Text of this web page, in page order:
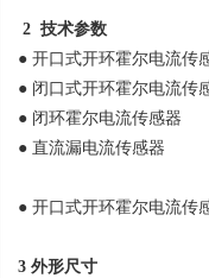
2 技术参数
● 开口式开环霍尔电流传
● 闭口式开环霍尔电流传
● 闭环霍尔电流传感器
● 直流漏电流传感器
● 开口式开环霍尔电流传
3 外形尺寸